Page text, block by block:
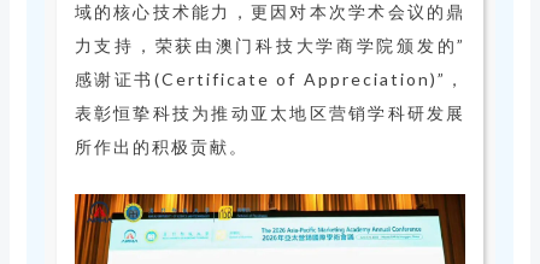
域的核心技术能力，更因对本次学术会议的鼎
力支持，荣获由澳门科技大学商学院颁发的”
感谢证书(Certificate of Appreciation)”，
表彰恒挚科技为推动亚太地区营销学科研发展
所作出的积极贡献。